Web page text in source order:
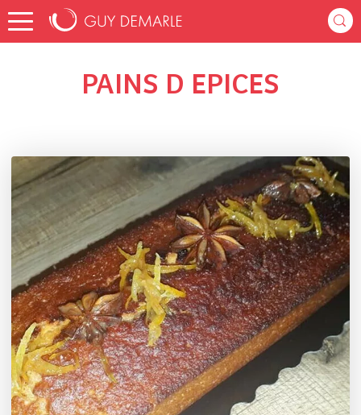
Accueil elisabeth_38
Listes de favoris
PAINS D EPICES
PAINS D EPICES